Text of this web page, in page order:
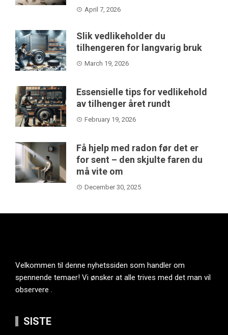
April 7, 2026
Slik vedlikeholder du
tilhengeren for langvarig bruk
March 19, 2026
Essensielle tips for vedlikehold
av tilhenger året rundt
February 19, 2026
Få hjelp med radon før det er
for sent – den skjulte faren du
må vite om
December 30, 2025
Velkommen til denne nyhetssiden som handler om
spennende temaer! Vi ønsker at alle trives med det man vil
observere .
SISTE